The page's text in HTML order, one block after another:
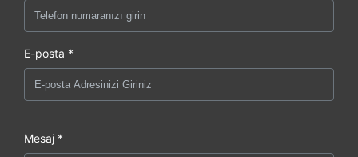
E-posta *
Mesaj *